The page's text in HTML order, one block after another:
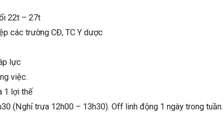
22t – 27t
các trường CĐ, TC Y dược
lực
việc.
1 lợi thế
(Nghỉ trưa 12h00 – 13h30). Off linh động 1 ngày trong tuần.